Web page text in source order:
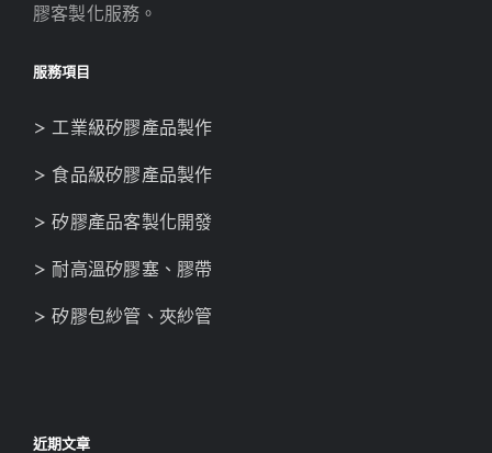
膠客製化服務。
服務項目
> 工業級矽膠產品製作
> 食品級矽膠產品製作
> 矽膠產品客製化開發
> 耐高溫矽膠塞、膠帶
> 矽膠包紗管、夾紗管
近期文章